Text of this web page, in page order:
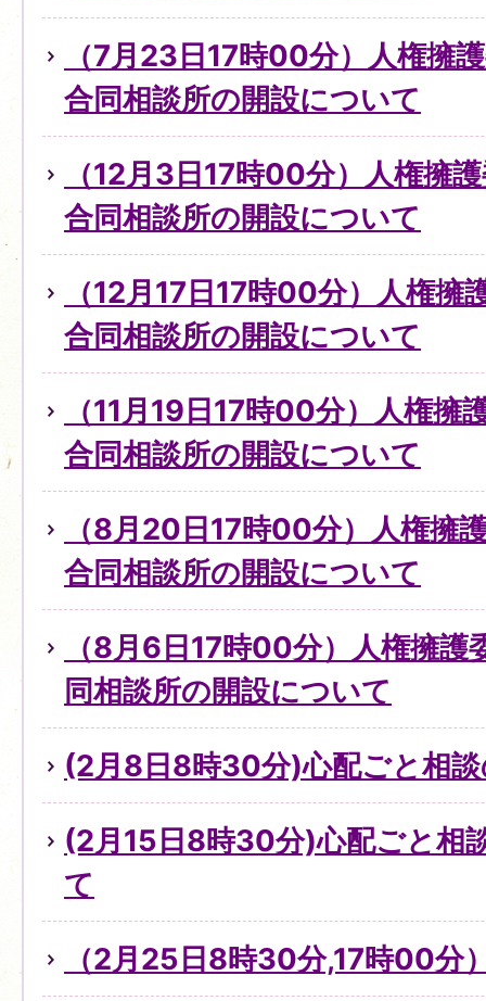
（7月23日17時00分）人権擁
合同相談所の開設について
（12月3日17時00分）人権擁
合同相談所の開設について
（12月17日17時00分）人権擁
合同相談所の開設について
（11月19日17時00分）人権擁
合同相談所の開設について
（8月20日17時00分）人権擁
合同相談所の開設について
（8月6日17時00分）人権擁護
同相談所の開設について
(2月8日8時30分)心配ごと相
(2月15日8時30分)心配ごと相
て
（2月25日8時30分,17時00分